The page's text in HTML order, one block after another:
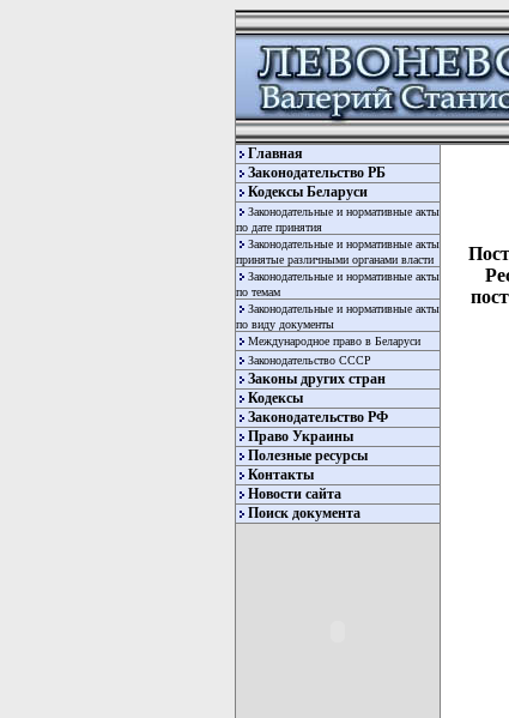
Главная
Законодательство РБ
Кодексы Беларуси
Законодательные и нормативные акты
по дате принятия
Законодательные и нормативные акты
принятые различными органами власти
Законодательные и нормативные акты
по темам
Законодательные и нормативные акты
по виду документы
Международное право в Беларуси
Законодательство СССР
Законы других стран
Кодексы
Законодательство РФ
Право Украины
Полезные ресурсы
Контакты
Новости сайта
Поиск документа